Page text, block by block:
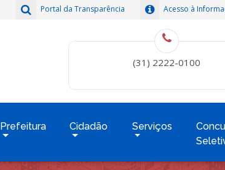
Acesso à
Portal da Transparência
(31) 2222-0100
Prefeitura Cidadão Serviços